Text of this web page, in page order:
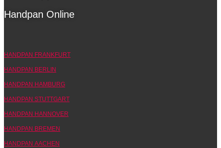
Handpan Online
HANDPAN FRANKFURT
HANDPAN BERLIN
HANDPAN HAMBURG
HANDPAN STUTTGART
HANDPAN HANNOVER
HANDPAN BREMEN
HANDPAN AACHEN